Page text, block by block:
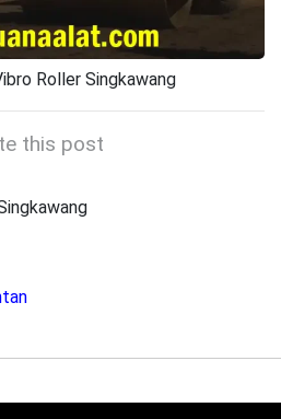
Roller Singkawang
this post